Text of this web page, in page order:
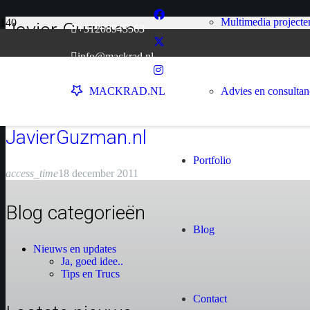
+31208943563
info@mackrad.nl
MACKRAD.NL
Multimedia
Advies en
Portfolio
Blog
Contact
Javier Guzman
JavierGuzman.nl
access_time18 december 2011
Blog categorieën
Nieuws en updates
Ja, goed idee..
Tips en Trucs